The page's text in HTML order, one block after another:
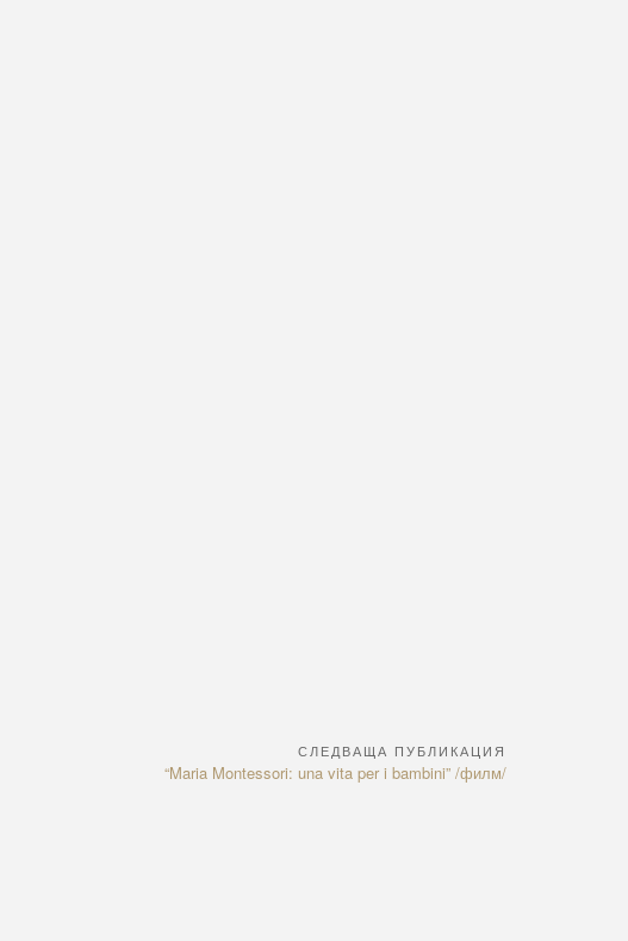
СЛЕДВАЩА ПУБЛИКАЦИЯ
Next
“Maria Montessori: una vita per i bambini” /филм/